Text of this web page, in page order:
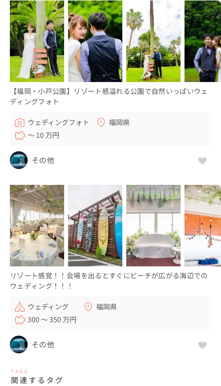
【福岡・小戸公園】リゾート感溢れる公園で自然いっぱいウェ
ディングフォト
ウェディングフォト
福岡県
〜 10 万円
その他
リゾート感覚！！会場を出るとすぐにビーチが広がる海辺での
ウェディング！！！
ウェディング
福岡県
300 〜 350 万円
その他
TAGS
関連するタグ